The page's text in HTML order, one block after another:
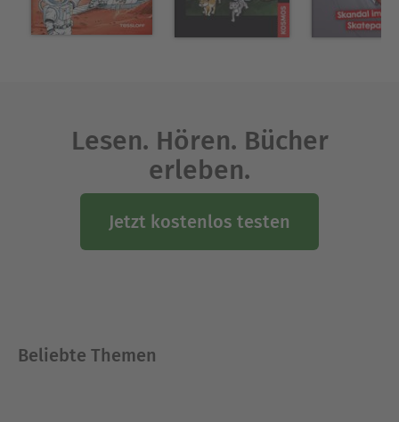
Lesen. Hören. Bücher
erleben.
Jetzt kostenlos testen
Beliebte Themen